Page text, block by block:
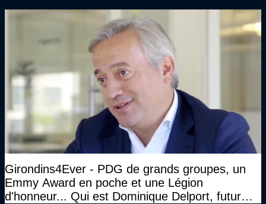
Girondins4Ever - PDG de grands groupes, un
Emmy Award en poche et une Légion
d'honneur... Qui est Dominique Delport, futur